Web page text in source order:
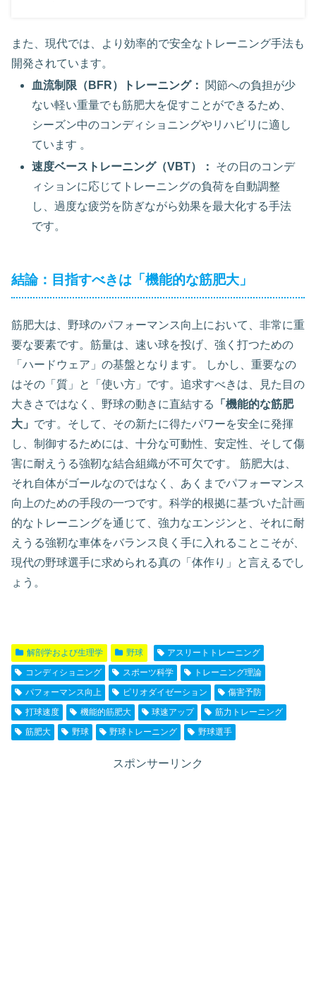
また、現代では、より効率的で安全なトレーニング手法も
開発されています。
血流制限（BFR）トレーニング：
関節への負担が少
ない軽い重量でも筋肥大を促すことができるため、
シーズン中のコンディショニングやリハビリに適し
ています 。
速度ベーストレーニング（VBT）：
その日のコンデ
ィションに応じてトレーニングの負荷を自動調整
し、過度な疲労を防ぎながら効果を最大化する手法
です。
結論：目指すべきは「機能的な筋肥大」
筋肥大は、野球のパフォーマンス向上において、非常に重
要な要素です。筋量は、速い球を投げ、強く打つための
「ハードウェア」の基盤となります。 しかし、重要なの
はその「質」と「使い方」です。追求すべきは、見た目の
大きさではなく、野球の動きに直結する
「機能的な筋肥
大」 です。そして、その新たに得たパワーを安全に発揮
し、制御するためには、十分な可動性、安定性、そして傷
害に耐えうる強靭な結合組織が不可欠です。 筋肥大は、
それ自体がゴールなのではなく、あくまでパフォーマンス
向上のための手段の一つです。科学的根拠に基づいた計画
的なトレーニングを通じて、強力なエンジンと、それに耐
えうる強靭な車体をバランス良く手に入れることこそが、
現代の野球選手に求められる真の「体作り」と言えるでし
ょう。
解剖学および生理学 野球
アスリートトレーニング
コンディショニング
スポーツ科学
トレーニング理論
パフォーマンス向上
ピリオダイゼーション
傷害予防
打球速度
機能的筋肥大 球速アップ
筋力トレーニング
筋肥大
野球 野球トレーニング 野球選手
スポンサーリンク